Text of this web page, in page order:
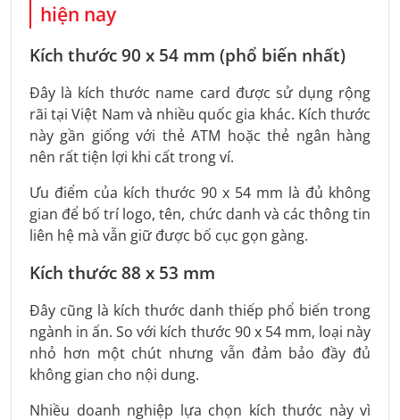
hiện nay
Kích thước 90 x 54 mm (phổ biến nhất)
Đây là kích thước name card được sử dụng rộng
rãi tại Việt Nam và nhiều quốc gia khác. Kích thước
này gần giống với thẻ ATM hoặc thẻ ngân hàng
nên rất tiện lợi khi cất trong ví.
Ưu điểm của kích thước 90 x 54 mm là đủ không
gian để bố trí logo, tên, chức danh và các thông tin
liên hệ mà vẫn giữ được bố cục gọn gàng.
Kích thước 88 x 53 mm
Đây cũng là kích thước danh thiếp phổ biến trong
ngành in ấn. So với kích thước 90 x 54 mm, loại này
nhỏ hơn một chút nhưng vẫn đảm bảo đầy đủ
không gian cho nội dung.
Nhiều doanh nghiệp lựa chọn kích thước này vì